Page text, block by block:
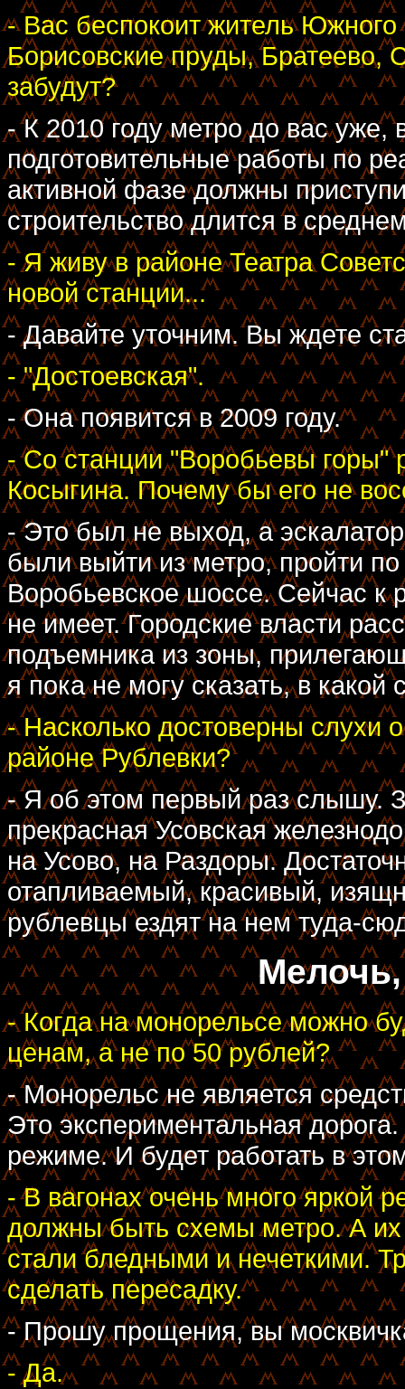
- Вас беспокоит житель Южного
Борисовские пруды, Братеево,
забудут?
- К 2010 году метро до вас
подготовительные работы по
активной фазе должны
строительство длится в
- Я живу в районе Театра
новой станции...
- Давайте уточним. Вы ждете
- "Достоевская".
- Она появится в 2009 году.
- Со станции "Воробьевы горы"
Косыгина. Почему бы его не
- Это был не выход, а
были выйти из метро, пройти
Воробьевское шоссе. Сейчас к
не имеет. Городские власти
подъемника из зоны,
я пока не могу сказать, в
- Насколько достоверны слухи
районе Рублевки?
- Я об этом первый раз слышу.
прекрасная Усовская
на Усово, на Раздоры.
отапливаемый, красивый,
рублевцы ездят на нем туда-
- Когда на монорельсе можно
ценам, а не по 50 рублей?
- Монорельс не является
Это экспериментальная
режиме. И будет работать в
- В вагонах очень много яркой
должны быть схемы метро. А их
стали бледными и нечеткими.
сделать пересадку.
- Прошу прощения, вы
- Да.